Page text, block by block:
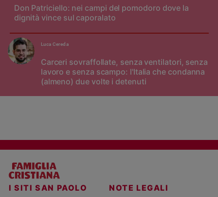
Don Patriciello: nei campi del pomodoro dove la
dignità vince sul caporalato
Carceri sovraffollate, senza ventilatori, senza
lavoro e senza scampo: l'Italia che condanna
(almeno) due volte i detenuti
Luca Cereda
I SITI SAN PAOLO NOTE LEGALI